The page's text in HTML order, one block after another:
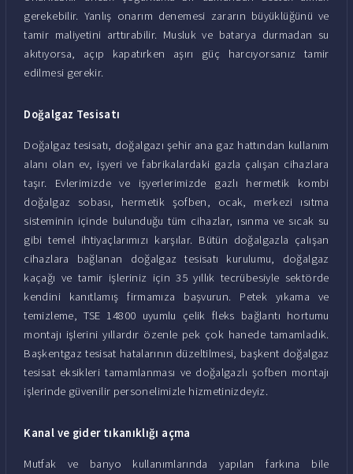
gerekebilir. Yanlış onarım denemesi zararın büyüklüğünü ve
tamir maliyetini arttırabilir. Musluk ve batarya durmadan su
akıtıyorsa, açıp kapatırken aşırı güç harcıyorsanız tamir
edilmesi gerekir.
Doğalgaz Tesisatı
Doğalgaz tesisatı, doğalgazı şehir ana gaz hattından kullanım
alanı olan ev, işyeri ve fabrikalardaki gazla çalışan cihazlara
taşır. Evlerimizde ve işyerlerimizde gazlı hermetik kombi
doğalgaz sobası, hermetik şofben, ocak, merkezi ısıtma
sisteminin içinde bulunduğu tüm cihazlar, ısınma ve sıcak su
gibi temel ihtiyaçlarımızı karşılar. Bütün doğalgazla çalışan
cihazlara bağlanan doğalgaz tesisatı kurulumu, doğalgaz
kaçağı ve tamir işleriniz için 35 yıllık tecrübesiyle sektörde
kendini kanıtlamış firmamıza başvurun. Petek yıkama ve
temizleme, TSE 14800 uyumlu çelik fleks bağlantı hortumu
montajı işlerini yıllardır özenle pek çok hanede tamamladık.
Başkentgaz tesisat hatalarının düzeltilmesi, başkent doğalgaz
tesisat eksikleri tamamlanması ve doğalgazlı şofben montajı
işlerinde güvenilir personelimizle hizmetinizdeyiz.
Kanal ve gider tıkanıklığı açma
Mutfak ve banyo kullanımlarında yapılan farkına bile